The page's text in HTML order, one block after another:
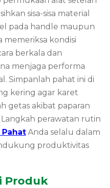
sisa-sisa material
pada handle maupun
memeriksa kondisi
berkala dan
menjaga performa
Simpanlah pahat ini di
kering agar karet
getas akibat paparan
perawatan rutin
Anda selalu dalam
produktivitas
Produk